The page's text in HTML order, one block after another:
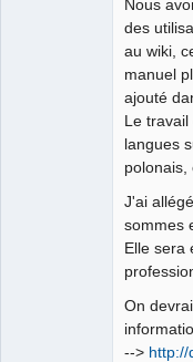
Nous
des
au wiki,
manuel
ajouté
Le
langues
polonais,
J'ai
sommes
Elle sera
On
--> http://